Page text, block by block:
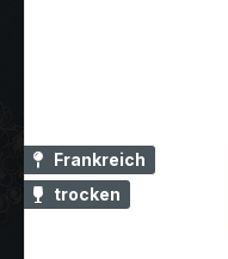
Frankreich
trocken